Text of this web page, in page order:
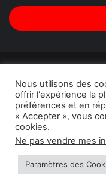
adresse
Email
DeltaPress|
Annonces
Nous utilisons des
offrir l'expérience la
préférences et en
« Accepter », vous
cookies.
Ne pas vendre mes
Paramètres des